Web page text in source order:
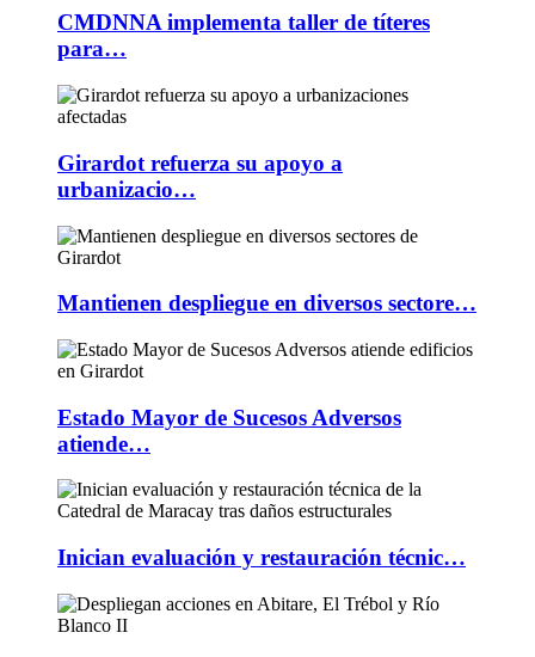
CMDNNA implementa taller de títeres
para…
Girardot refuerza su apoyo a
urbanizacio…
Mantienen despliegue en diversos sectore…
Estado Mayor de Sucesos Adversos
atiende…
Inician evaluación y restauración técnic…